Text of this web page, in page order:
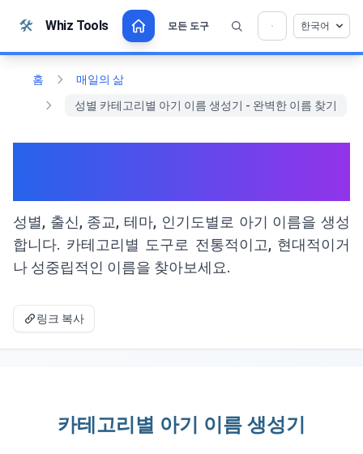
🛠️ Whiz Tools 모든 도구 한국어
홈
매일의 삶
성별 카테고리별 아기 이름 생성기 - 완벽한 이름 찾기
성별, 출신, 종교, 테마, 인기도별로 아기 이름을 생성
합니다. 카테고리별 도구로 전통적이고, 현대적이거
나 성중립적인 이름을 찾아보세요.
링크 복사
카테고리별 아기 이름 생성기
💡 이 도구를 좋아하십니까? 더 나아지도록 도와
주세요!
×
열기를 클릭 →